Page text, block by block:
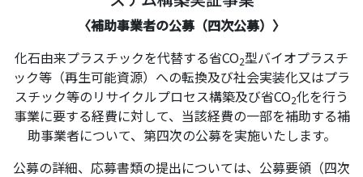
〈補助事業者の公募（四次公募）〉
化石由来プラスチックを代替する省CO2型バイオプラスチ
ック等（再生可能資源）への転換及び社会実装化又はプラ
スチック等のリサイクルプロセス構築及び省CO2化を行う
事業に要する経費に対して、当該経費の一部を補助する補
助事業者について、第四次の公募を実施いたします。
公募の詳細、応募書類の提出については、公募要領（四次